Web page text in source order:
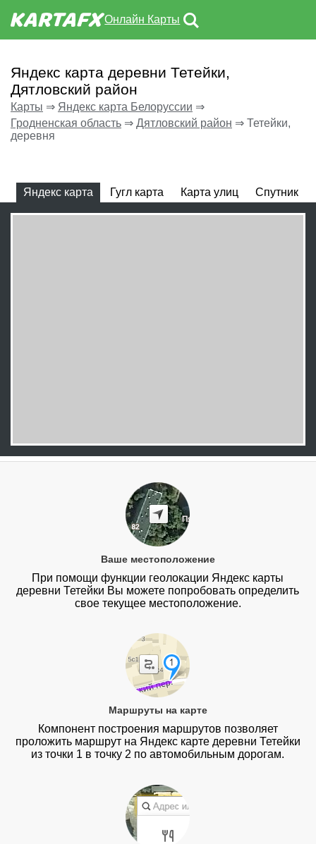
Онлайн Карты
Яндекс карта деревни Тетейки,
Дятловский район
Карты ⇒ Яндекс карта Белоруссии ⇒
Гродненская область ⇒ Дятловский район ⇒ Тетейки,
деревня
Яндекс карта Гугл карта Карта улиц Спутник
Ваше местоположение
При помощи функции геолокации Яндекс карты
деревни Тетейки Вы можете попробовать определить
свое текущее местоположение.
Маршруты на карте
Компонент построения маршрутов позволяет
проложить маршрут на Яндекс карте деревни Тетейки
из точки 1 в точку 2 по автомобильным дорогам.